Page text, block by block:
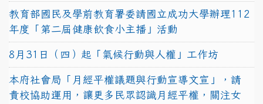
教育部國民及學前教育署委請國立成功大學辦理112
年度「第二屆健康飲食小主播」活動
8月31日（四）起「氣候行動與人權」工作坊
本府社會局「月經平權議題與行動宣導文宣」，請
貴校協助運用，讓更多民眾認識月經平權，關注女